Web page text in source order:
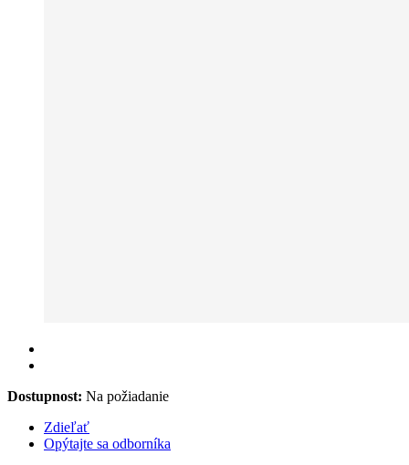
Dostupnost: Na požiadanie
Zdieľať
Opýtajte sa odborníka